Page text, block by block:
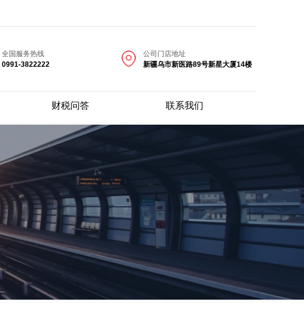
全国服务热线
0991-3822222
公司门店地址
新疆乌市新医路89号新星大厦14楼
财税问答 联系我们